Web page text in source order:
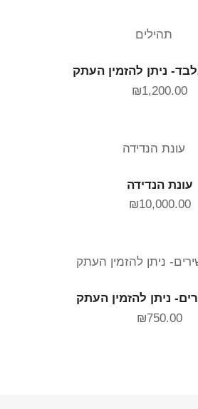
הוספה לסל
ניתן להזמין העתק
₪1,200.00
הוספה לסל
עונת הנדידה
₪10,000.00
הוספה לסל
ניתן להזמין העתק
₪750.00